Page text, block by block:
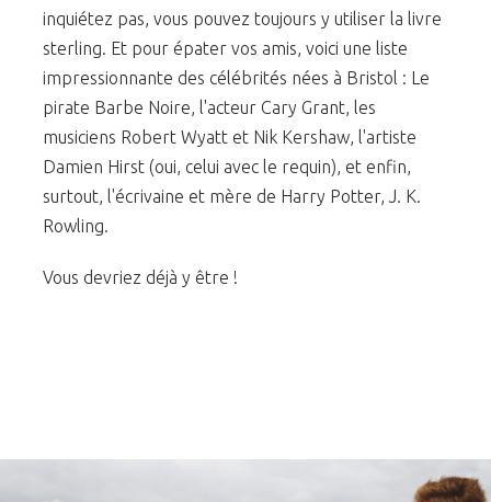
inquiétez pas, vous pouvez toujours y utiliser la livre
sterling. Et pour épater vos amis, voici une liste
impressionnante des célébrités nées à Bristol : Le
pirate Barbe Noire, l'acteur Cary Grant, les
musiciens Robert Wyatt et Nik Kershaw, l'artiste
Damien Hirst (oui, celui avec le requin), et enfin,
surtout, l'écrivaine et mère de Harry Potter, J. K.
Rowling.
Vous devriez déjà y être !